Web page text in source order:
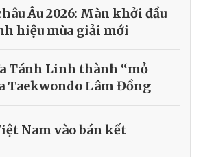
Âu 2026: Màn khởi đầu
hiệu mùa giải mới
Tánh Linh thành “mỏ
Taekwondo Lâm Đồng
Nam vào bán kết